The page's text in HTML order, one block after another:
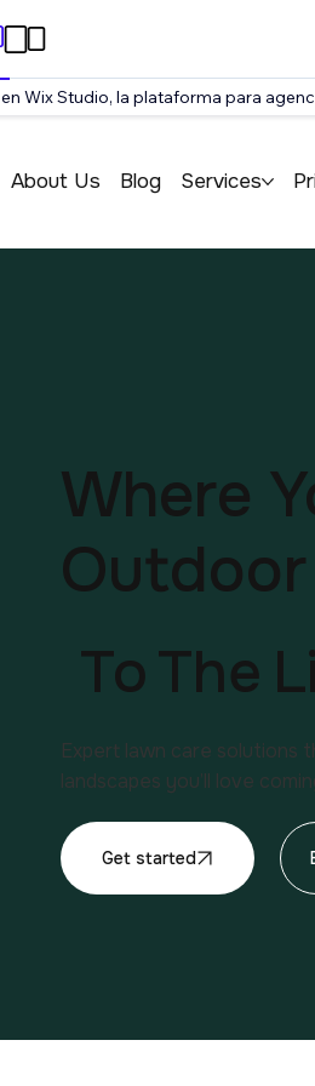
en Wix Studio, la plataforma para